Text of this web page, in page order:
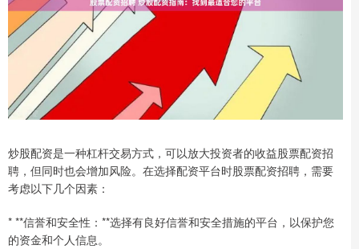
炒股配资是一种杠杆交易方式，可以放大投资者的收益股票配资招
聘，但同时也会增加风险。在选择配资平台时股票配资招聘，需要
考虑以下几个因素：
* **信誉和安全性：**选择有良好信誉和安全措施的平台，以保护您
的资金和个人信息。